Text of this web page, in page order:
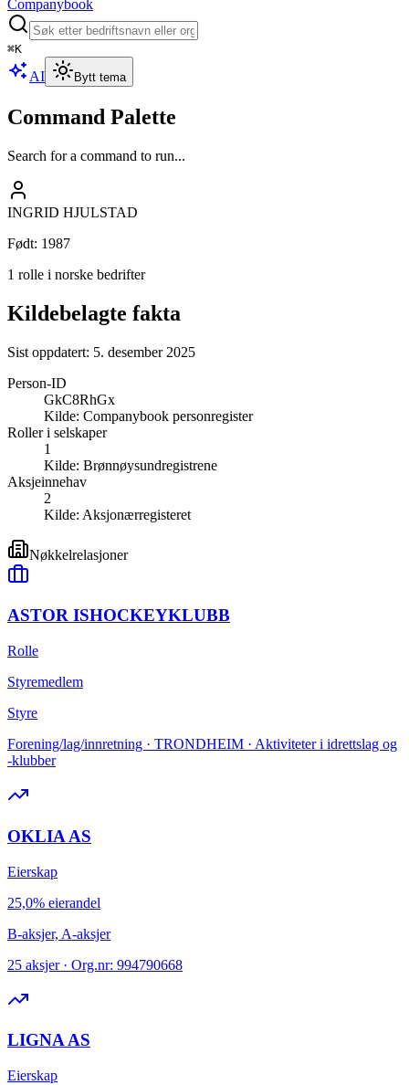
Companybook
⌘K
AI Bytt tema
Command Palette
Search for a command to run...
INGRID HJULSTAD
Født: 1987
1 rolle i norske bedrifter
Kildebelagte fakta
Sist oppdatert: 5. desember 2025
Person-ID
GkC8RhGx
Kilde: Companybook personregister
Roller i selskaper
1
Kilde: Brønnøysundregistrene
Aksjeinnehav
2
Kilde: Aksjonærregisteret
Nøkkelrelasjoner
ASTOR ISHOCKEYKLUBB
Rolle
Styremedlem
Styre
Forening/lag/innretning · TRONDHEIM · Aktiviteter i idrettslag og
-klubber
OKLIA AS
Eierskap
25,0% eierandel
B-aksjer, A-aksjer
25 aksjer · Org.nr: 994790668
LIGNA AS
Eierskap